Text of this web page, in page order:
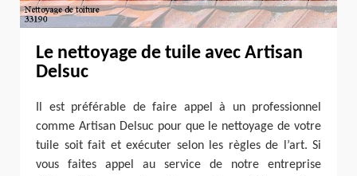
Le nettoyage de tuile avec Artisan
Delsuc
Il est préférable de faire appel à un professionnel
comme Artisan Delsuc pour que le nettoyage de votre
tuile soit fait et exécuter selon les règles de l’art. Si
vous faites appel au service de notre entreprise